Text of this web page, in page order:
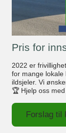
Pris for
2022 er
for mange
ildsjeler. Vi
🏆 Hjelp oss
Forslag til